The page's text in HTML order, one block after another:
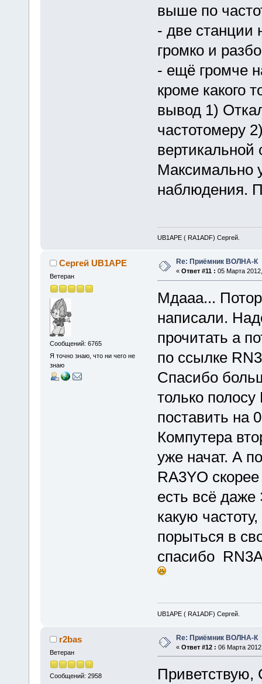
выше по
- две станции
громко и
- ещё громче
кроме какого
вывод 1)
частотомеру
Максимально
наблюдения.
UB1APE ( RA1ADF) Сергей.
Сергей UB1APE
Ветеран
Сообщений: 6765
Я точно знаю, что ни чего не
знаю
Re: Приёмник ВОЛНА-К
« Ответ #11 : 05 Марта
Мдааа...
написали.
прочитать а
по ссылке
Спасибо
только
поставить на
Компутера
уже начат. А
RA3YO скорее
есть всё
какую
порыться в
спасибо
UB1APE ( RA1ADF) Сергей.
r2bas
Ветеран
Сообщений: 2958
Re: Приёмник ВОЛНА-К
« Ответ #12 : 06 Марта
Приветствую,